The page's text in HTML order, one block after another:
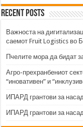
Recent Posts
Важноста на
саемот Fruit Logistics во
Пчелите мора да бидат
Агро-прехранбениот
“иновативен” и
ИПАРД грантови за
ИПАРД грантови за